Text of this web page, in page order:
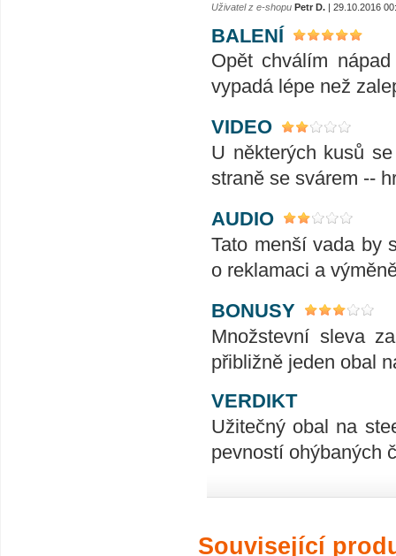
Uživatel z e-shopu Petr D. | 29.10.2016
BALENÍ
Opět chválím
vypadá lépe než
VIDEO
U některých kusů
straně se svárem --
AUDIO
Tato menší vada by
o reklamaci a
BONUSY
Množstevní sleva
přibližně jeden obal
VERDIKT
Užitečný obal na
pevností ohýbaných
Související